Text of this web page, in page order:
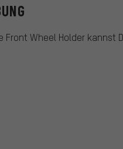
Front Wheel Holder kannst